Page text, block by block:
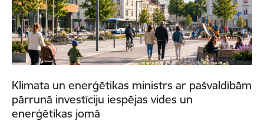
Klimata un enerģētikas ministrs ar pašvaldībām
pārrunā investīciju iespējas vides un
enerģētikas jomā